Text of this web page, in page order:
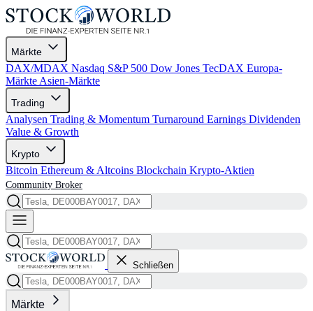
Märkte
DAX/MDAX Nasdaq S&P 500 Dow Jones TecDAX Europa-
Märkte Asien-Märkte
Trading
Analysen Trading & Momentum Turnaround Earnings Dividenden
Value & Growth
Krypto
Bitcoin Ethereum & Altcoins Blockchain Krypto-Aktien
Community Broker
Schließen
Märkte